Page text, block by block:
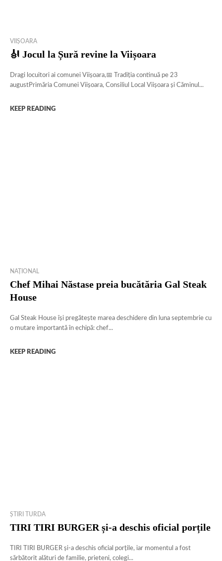
VIIȘOARA
🎻 Jocul la Șură revine la Viișoara
Dragi locuitori ai comunei Viișoara,📅 Tradiția continuă pe 23
augustPrimăria Comunei Viișoara, Consiliul Local Viișoara și Căminul...
KEEP READING
NAȚIONAL
Chef Mihai Năstase preia bucătăria Gal Steak
House
Gal Steak House își pregătește marea deschidere din luna septembrie cu
o mutare importantă în echipă: chef...
KEEP READING
ȘTIRI TURDA
TIRI TIRI BURGER și-a deschis oficial porțile
TIRI TIRI BURGER și-a deschis oficial porțile, iar momentul a fost
sărbătorit alături de familie, prieteni, colegi...